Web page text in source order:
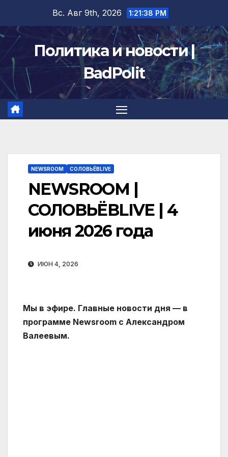
содержимому
Вс. Авг 9th, 2026 1:21:38 PM
Политика и новости |
BadPolit
NEWSROOM СОЛОВЬЁВLIVE
NEWSROOM |
СОЛОВЬЁВLIVE | 4
июня 2026 года
ИЮН 4, 2026
Мы в эфире. Главные новости дня — в
программе Newsroom с Александром
Валеевым.